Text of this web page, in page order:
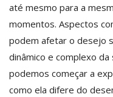
até mesmo para a
momentos. Aspectos
podem afetar o desejo
dinâmico e complexo
podemos começar a
como ela difere do